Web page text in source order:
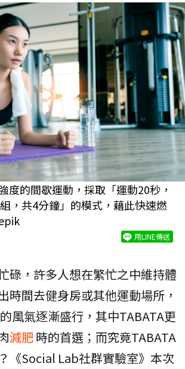
度的間歇運動，採取「運動20秒，
，共4分鐘」的模式，藉此快速燃
用LINE傳送
碌，許多人想在繁忙之中維持體
時間去健身房或其他運動場所，
的風氣逐漸盛行，其中TABATA更
減肥時的首選；而究竟TABATA
《Social Lab社群實驗室》本次